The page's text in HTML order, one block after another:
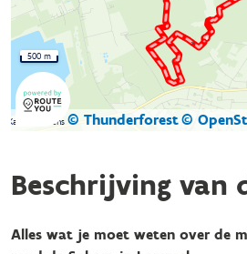
Kaartgegevens © Thunderforest©
500 m
Beschrijving van
Alles wat je moet weten over de